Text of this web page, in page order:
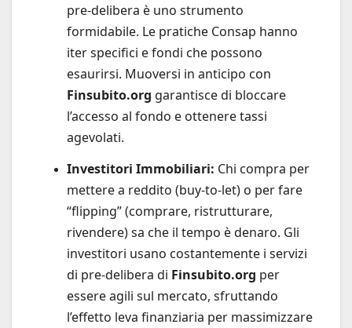
pre-delibera è uno strumento
formidabile. Le pratiche Consap hanno
iter specifici e fondi che possono
esaurirsi. Muoversi in anticipo con
Finsubito.org garantisce di bloccare
l’accesso al fondo e ottenere tassi
agevolati.
Investitori Immobiliari: Chi compra per
mettere a reddito (buy-to-let) o per fare
“flipping” (comprare, ristrutturare,
rivendere) sa che il tempo è denaro. Gli
investitori usano costantemente i servizi
di pre-delibera di Finsubito.org per
essere agili sul mercato, sfruttando
l’effetto leva finanziaria per massimizzare